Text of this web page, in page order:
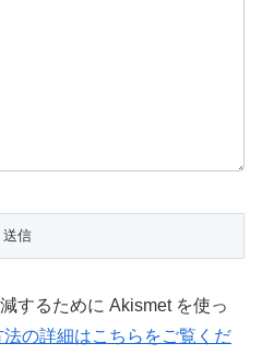
するために Akismet を使っ
の詳細はこちらをご覧くだ